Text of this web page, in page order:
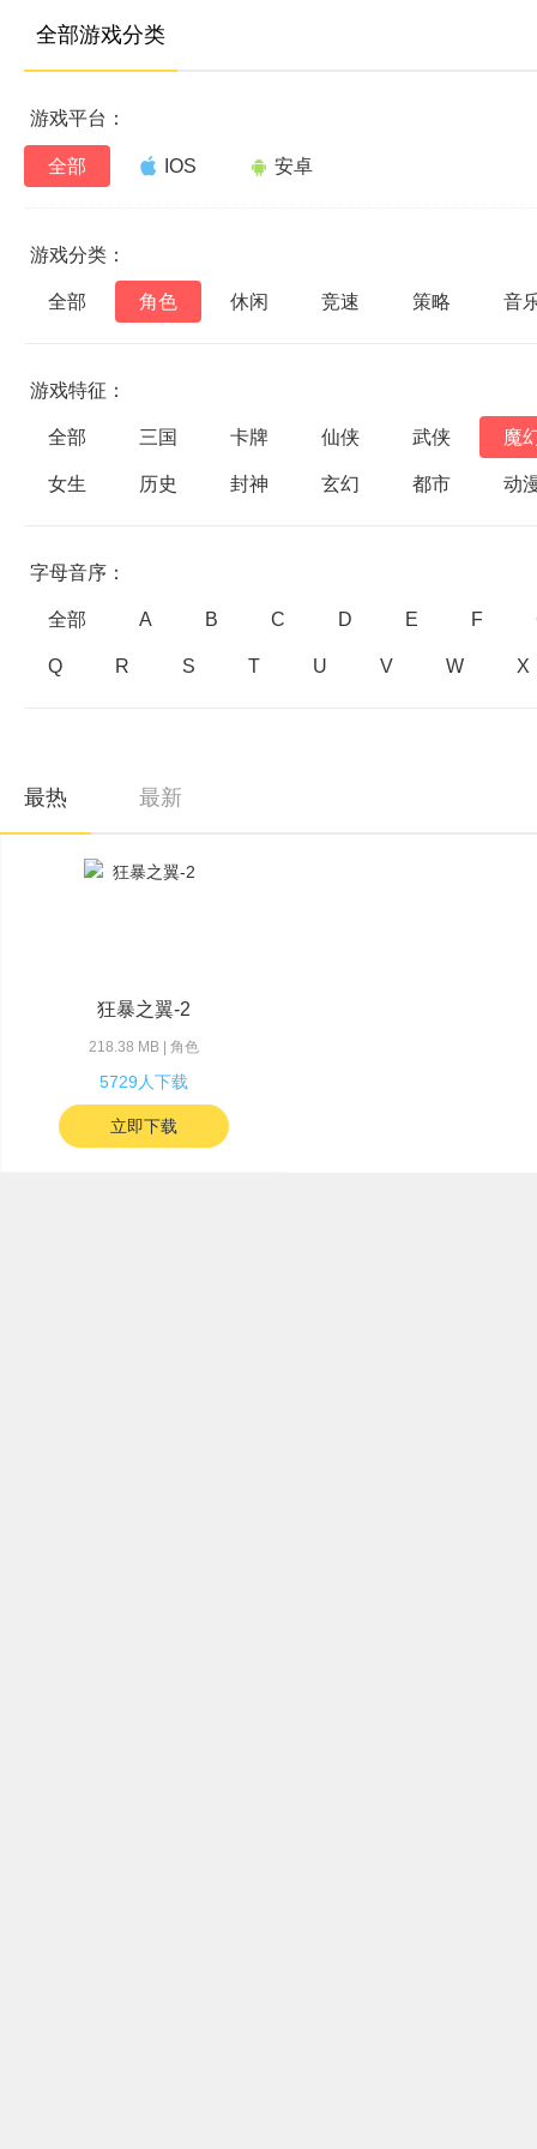
全部游戏分类
游戏平台：
全部 IOS 安卓
游戏分类：
全部 角色 休闲 竞速 策略 音
游戏特征：
全部 三国 卡牌 仙侠 武侠 魔
女生 历史 封神 玄幻 都市 动
字母音序：
全部 A B C D E F
Q R S T U V W X
最热 最新
狂暴之翼-2
218.38 MB | 角色
5729人下载
立即下载